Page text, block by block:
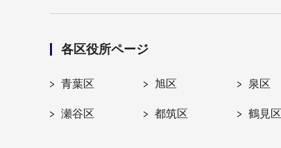
各区役所ページ
青葉区 旭区 泉区
瀬谷区 都筑区 鶴見区